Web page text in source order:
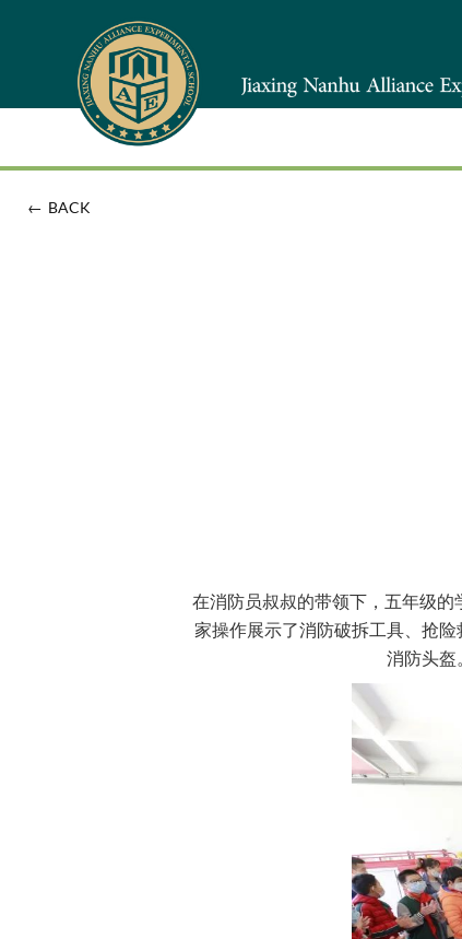
← BACK
在消防员叔叔的带领下，五年级
家操作展示了消防破拆工具、抢
消防头盔